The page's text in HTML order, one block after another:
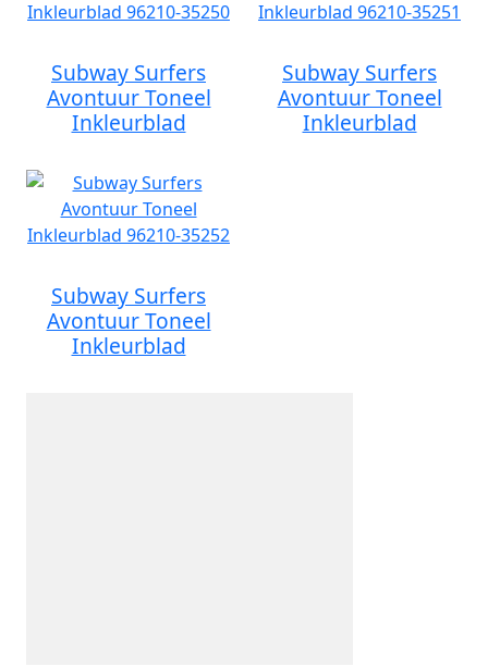
Subway Surfers
Avontuur Toneel
Inkleurblad
Subway Surfers
Avontuur Toneel
Inkleurblad
Subway Surfers
Avontuur Toneel
Inkleurblad